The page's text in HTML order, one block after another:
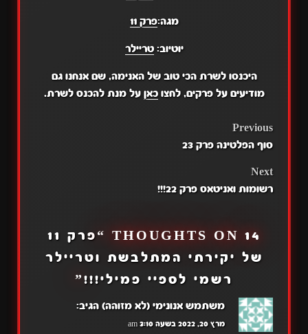
מגה:פרק 11
יוטיוב:טריילר
היכנסו לשרת הכי טוב של האנימה, שם אנחנו גם
מודיעים על פרקים, לחצוכאן על מנת להכנס לשרת.
POST
Previous
סוף הפלטינה פרק 23
Next
רשומות ואניטאס פרק 22!!!
14 THOUGHTS ON “
פרק 11
של יקירתי המתלבשת וטריילר
רשמי לספיי פמילי!!! ”
משתמש אנונימי (לא מזוהה) הגיב:
מרץ 20, 2022 בשעה 3:10 am